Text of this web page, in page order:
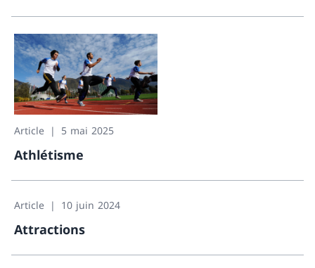
Aquafit
Article 5 mai 2025
Athlétisme
Athlétisme
Article 10 juin 2024
Attractions
Attractions